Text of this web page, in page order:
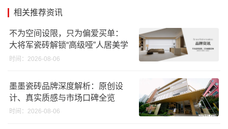
相关推荐资讯
不为空间设限，只为偏爱买单：
大将军瓷砖解锁“高级哑”人居美学
时间：2026-08-06
墨墨瓷砖品牌深度解析：原创设
计、真实质感与市场口碑全览
时间：2026-08-06